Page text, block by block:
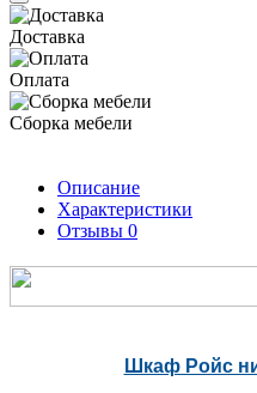
Доставка
Оплата
Сборка мебели
Описание
Характеристики
Отзывы 0
Шкаф Ройс